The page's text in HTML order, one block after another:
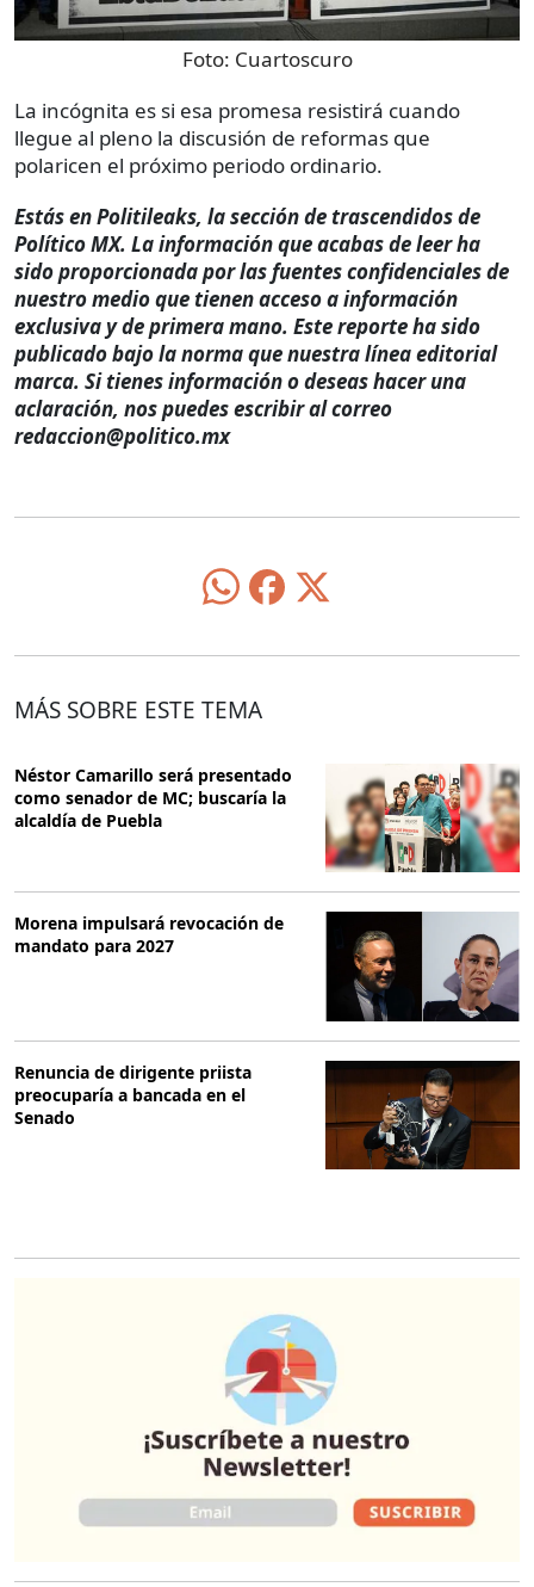
Foto: Cuartoscuro
La incógnita es si esa promesa resistirá cuando
llegue al pleno la discusión de reformas que
polaricen el próximo periodo ordinario.
Estás en Politileaks, la sección de trascendidos de
Político MX. La información que acabas de leer ha
sido proporcionada por las fuentes confidenciales de
nuestro medio que tienen acceso a información
exclusiva y de primera mano. Este reporte ha sido
publicado bajo la norma que nuestra línea editorial
marca. Si tienes información o deseas hacer una
aclaración, nos puedes escribir al correo
redaccion@politico.mx
MÁS SOBRE ESTE TEMA
Néstor Camarillo será presentado
como senador de MC; buscaría la
alcaldía de Puebla
Morena impulsará revocación de
mandato para 2027
Renuncia de dirigente priista
preocuparía a bancada en el
Senado